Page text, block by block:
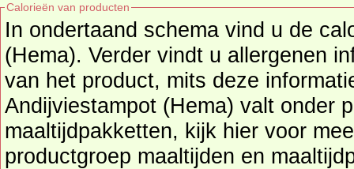
Calorieën van producten
In ondertaand schema vind u de
(Hema). Verder vindt u allergenen
van het product, mits deze informatie beschikbaar is. Het
Andijviestampot (Hema) valt onder
maaltijdpakketten, kijk hier voor
productgroep maaltijden en